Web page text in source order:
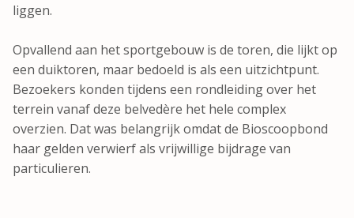
liggen.
Opvallend aan het sportgebouw is de toren, die lijkt op
een duiktoren, maar bedoeld is als een uitzichtpunt.
Bezoekers konden tijdens een rondleiding over het
terrein vanaf deze belvedère het hele complex
overzien. Dat was belangrijk omdat de Bioscoopbond
haar gelden verwierf als vrijwillige bijdrage van
particulieren.